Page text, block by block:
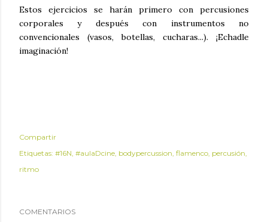
Estos ejercicios se harán primero con percusiones
corporales y después con instrumentos no
convencionales (vasos, botellas, cucharas...). ¡Echadle
imaginación!
Compartir
Etiquetas: #16N #aulaDcine bodypercussion flamenco percusión
ritmo
COMENTARIOS